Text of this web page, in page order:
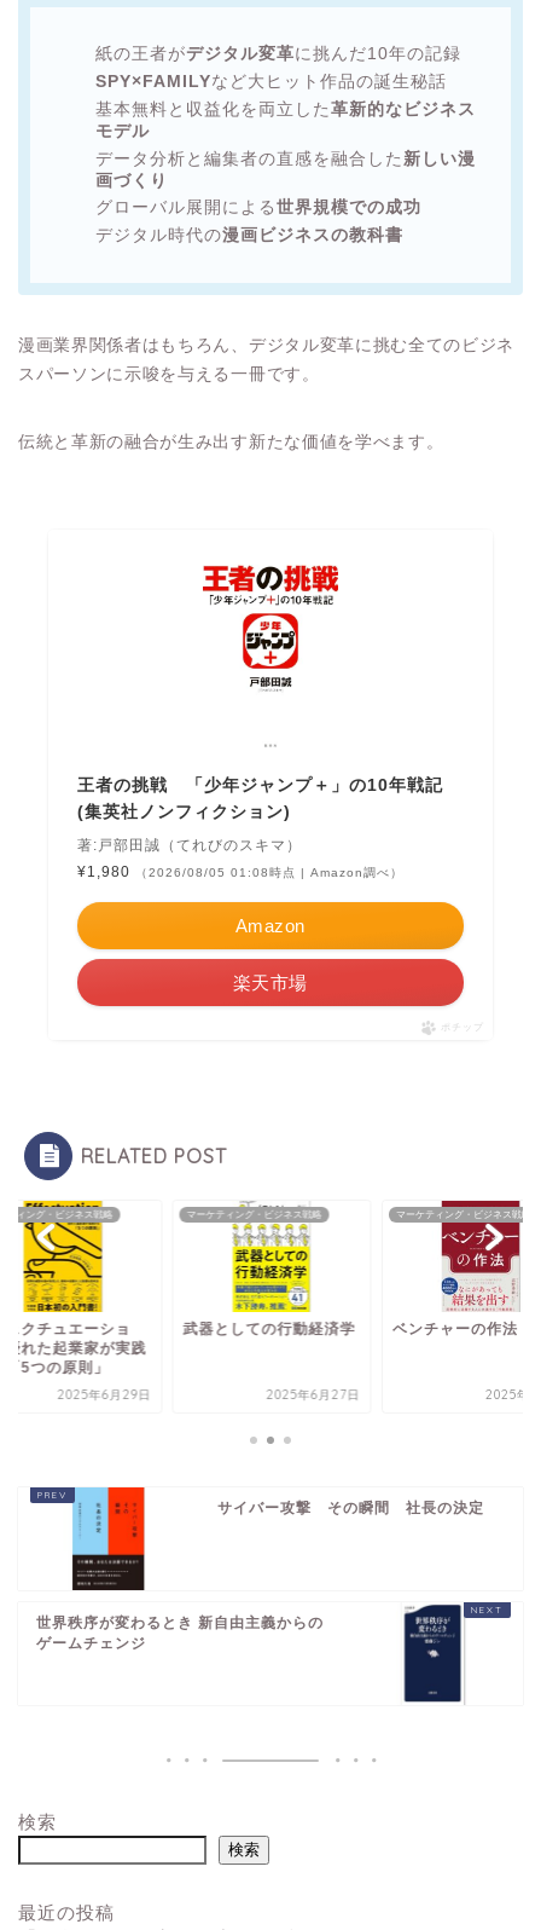
紙の王者がデジタル変革に挑んだ10年の記録
SPY×FAMILYなど大ヒット作品の誕生秘話
基本無料と収益化を両立した 革新的なビジネス
モデル
データ分析と編集者の直感を融合した 新しい漫
画づくり
グローバル展開による 世界規模での成功
デジタル時代の漫画ビジネスの教科書
漫画業界関係者はもちろん、デジタル変革に挑む全てのビジネ
スパーソンに示唆を与える一冊です。
伝統と革新の融合が生み出す新たな価値を学べます。
王者の挑戦 「少年ジャンプ＋」の10年戦記
(集英社ノンフィクション)
著:戸部田誠（てれびのスキマ）
¥1,980
（2026/08/05 01:08時点 | Amazon調べ）
Amazon
楽天市場
ポチップ
RELATED POST
ティング・ビジネス戦略
ェクチュエーショ
れた起業家が実践
「5つの原則」
2025年6月29日
マーケティング・ビジネス戦略
武器としての行動経済学
2025年6月27日
マーケティング・ビジネス戦略
ベンチャーの作法
2025年7
サイバー攻撃 その瞬間 社長の決定
世界秩序が変わるとき 新自由主義からの
ゲームチェンジ
検索
検索
最近の投稿